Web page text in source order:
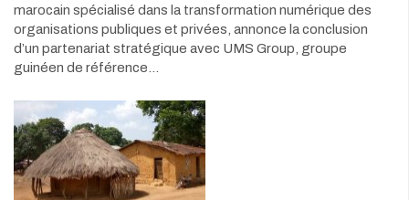
marocain spécialisé dans la transformation numérique des
organisations publiques et privées, annonce la conclusion
d’un partenariat stratégique avec UMS Group, groupe
guinéen de référence…